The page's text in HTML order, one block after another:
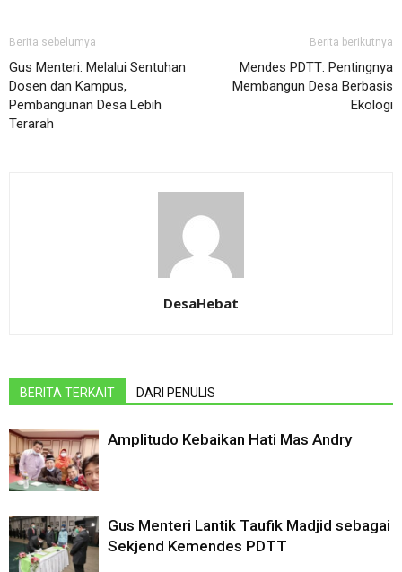
Berita sebelumya
Gus Menteri: Melalui Sentuhan
Dosen dan Kampus,
Pembangunan Desa Lebih
Terarah
Berita berikutnya
Mendes PDTT: Pentingnya
Membangun Desa Berbasis
Ekologi
DesaHebat
BERITA TERKAIT DARI PENULIS
Amplitudo Kebaikan Hati Mas Andry
Gus Menteri Lantik Taufik Madjid sebagai
Sekjend Kemendes PDTT